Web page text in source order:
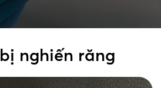
nghiến răng